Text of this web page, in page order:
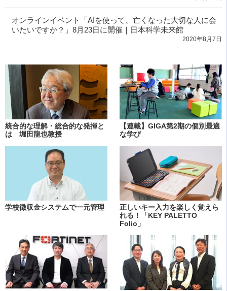
オンラインイベント「AIを使って、亡くなった大切な人に会
いたいですか？」8月23日に開催｜日本科学未来館
2020年8月7日
統合的な理解・総合的な発揮と
は 堀田龍也教授
【連載】GIGA第2期の個別最適
な学び
学校徴収金システムで一元管理
正しいキー入力を楽しく覚えら
れる！「KEY PALETTO
Folio」